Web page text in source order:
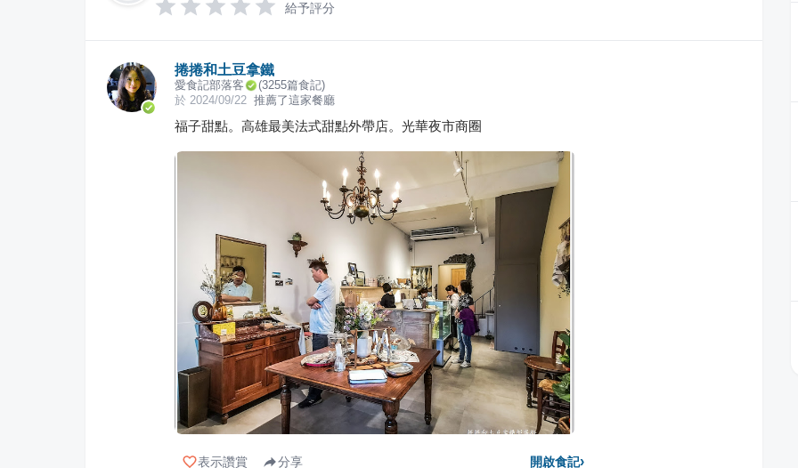
給予評分
捲捲和土豆拿鐵
愛食記部落客 (3255篇食記)
於 2024/09/22 推薦了這家餐廳
福子甜點。高雄最美法式甜點外帶店。光華夜市商圈
表示讚賞 分享 開啟食記›